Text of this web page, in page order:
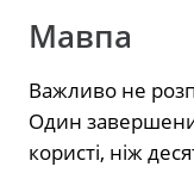
Мавпа
Важливо не
Один
користі, ніж